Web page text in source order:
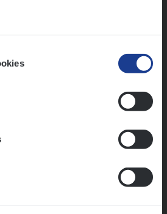
dossiers én droge